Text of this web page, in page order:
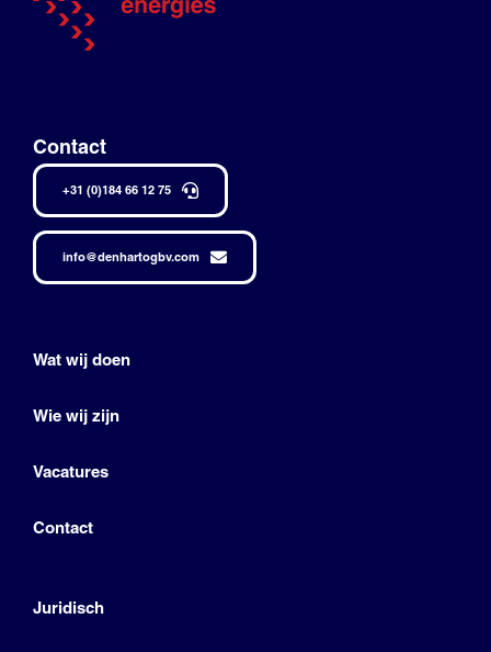
Contact
+31 (0)184 66 12 75
info@denhartogbv.com
Wat wij doen
Wie wij zijn
Vacatures
Contact
Juridisch